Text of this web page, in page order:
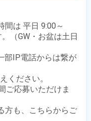
間は 平日 9:00～
（GW・お盆は土日
部IP電話からは繋が
ください。
ご応募いただけま
方も、こちらからご